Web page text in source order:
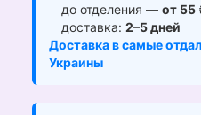
до отделения — от 55
доставка: 2–5 дней
Доставка в самые
Украины